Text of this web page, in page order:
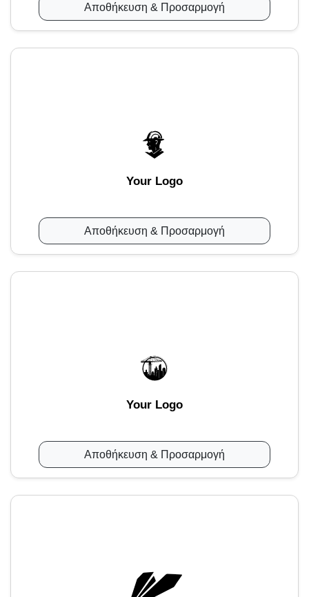
Αποθήκευση & Προσαρμογή
Your Logo
Αποθήκευση & Προσαρμογή
Your Logo
Αποθήκευση & Προσαρμογή